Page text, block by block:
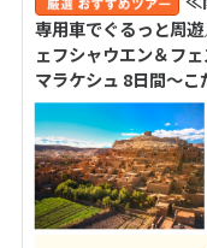
専用車でぐるっと周
ェフシャウエン＆フ
マラケシュ 8日間～